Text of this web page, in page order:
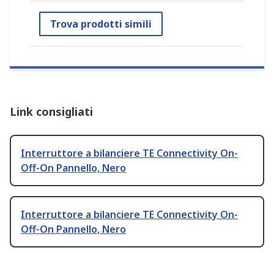
Trova prodotti simili
Link consigliati
Interruttore a bilanciere TE Connectivity On-
Off-On Pannello, Nero
Interruttore a bilanciere TE Connectivity On-
Off-On Pannello, Nero